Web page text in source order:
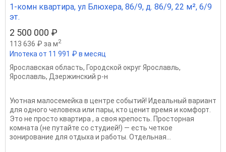
1-комн квартира, ул Блюхера, 86/9, д. 86/9, 22 м², 6/9
эт.
2 500 000 ₽
113 636 ₽ за м2
Ипотека от 11 991 ₽ в месяц
Ярославская область, Городской округ Ярославль,
Ярославль, Дзержинский р-н
Уютная малосемейка в центре событий! Идеальный вариант
для одного человека или пары, кто ценит время и комфорт.
Это не просто квартира , а своя крепость. Просторная
комната (не путайте со студией!) — есть четкое
зонирование для отдыха и работы. Отдельная...